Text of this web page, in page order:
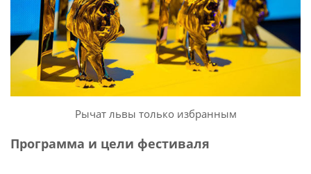
Рычат львы только избранным
Программа и цели фестиваля